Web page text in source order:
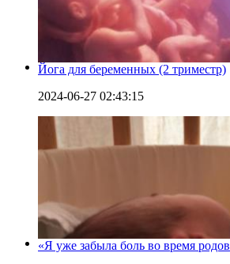
Йога для беременных (2 триместр)
2024-06-27 02:43:15
«Я уже забыла боль во время родов